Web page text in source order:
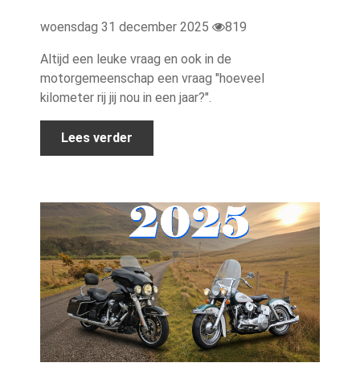
woensdag 31 december 2025 819
Altijd een leuke vraag en ook in de
motorgemeenschap een vraag "hoeveel
kilometer rij jij nou in een jaar?".
Lees verder